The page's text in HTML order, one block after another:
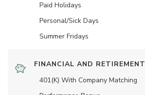
Paid Holidays
Personal/Sick Days
Summer Fridays
FINANCIAL AND RETIREMENT
401(K) With Company Matching